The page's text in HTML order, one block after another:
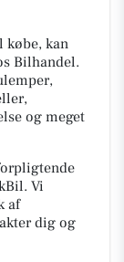
købe, kan
Bilhandel.
og meget
Vi
af
dig og